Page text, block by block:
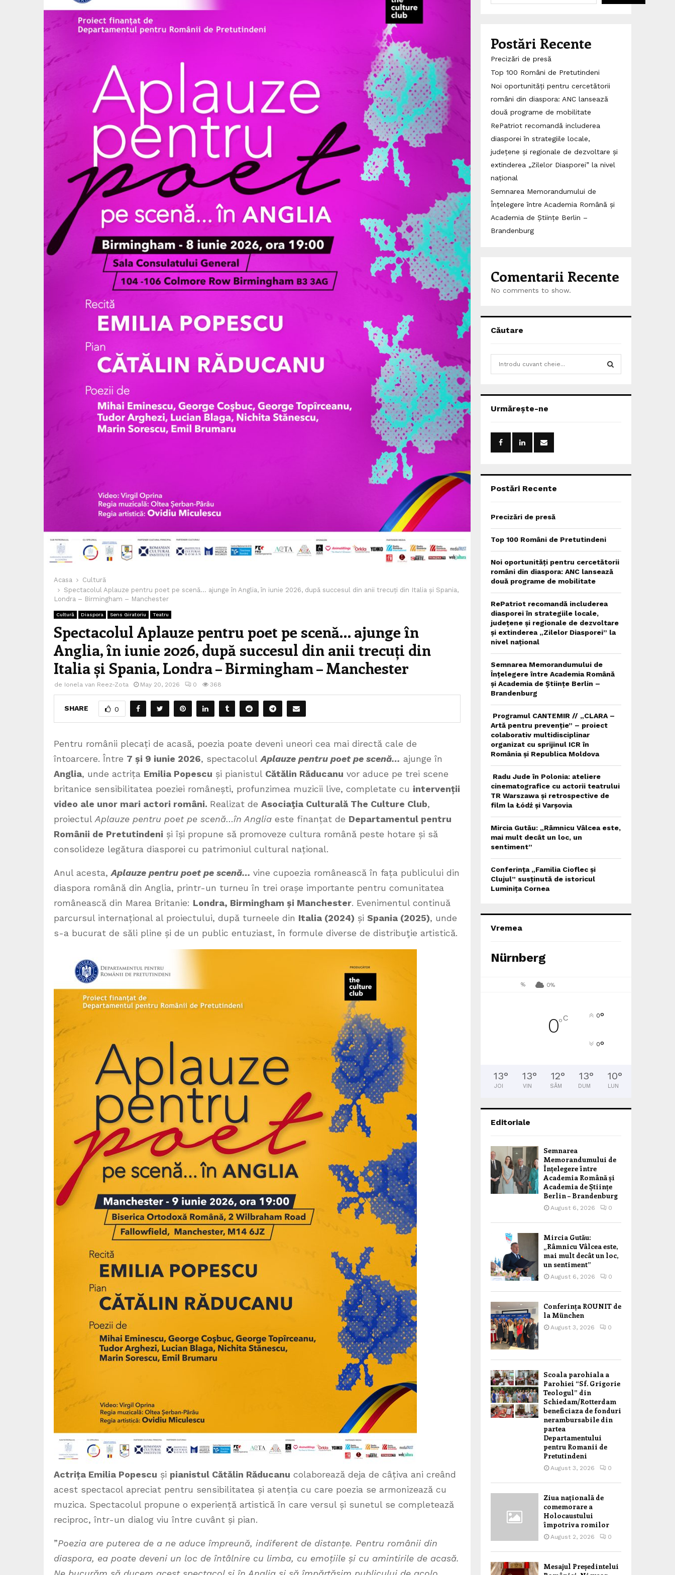
Acasa
Cultură
Spectacolul Aplauze pentru poet pe scenă… ajunge în Anglia, în iunie 2026, după succesul din anii trecuți din Italia și Spania,
Londra – Birmingham – Manchester
Cultură Diaspora Sens Giratoriu Teatru
Spectacolul Aplauze pentru poet pe scenă… ajunge în
Anglia, în iunie 2026, după succesul din anii trecuți din
Italia și Spania, Londra – Birmingham – Manchester
de Ionela van Reez-Zota May 20, 2026 0 368
SHARE 0
Pentru românii plecați de acasă, poezia poate deveni uneori cea mai directă cale de
întoarcere. Între 7 și 9 iunie 2026, spectacolul Aplauze pentru poet pe scenă… ajunge în
Anglia, unde actrița Emilia Popescu și pianistul Cătălin Răducanu vor aduce pe trei scene
britanice sensibilitatea poeziei românești, profunzimea muzicii live, completate cu intervenții
video ale unor mari actori români. Realizat de Asociaţia Culturală The Culture Club,
proiectulAplauze pentru poet pe scenă…în Anglia este finanțat de Departamentul pentru
Românii de Pretutindeni și își propune să promoveze cultura română peste hotare și să
consolideze legătura diasporei cu patrimoniul cultural național.
Anul acesta,Aplauze pentru poet pe scenă… vine cupoezia românească în fața publicului din
diaspora română din Anglia, printr-un turneu în trei orașe importante pentru comunitatea
românească din Marea Britanie: Londra, Birmingham și Manchester. Evenimentul continuă
parcursul internațional al proiectului, după turneele din Italia (2024) și Spania (2025), unde
s-a bucurat de săli pline și de un public entuziast, în formule diverse de distribuţie artistică.
Actrița Emilia Popescu și pianistul Cătălin Răducanu colaborează deja de câțiva ani creând
acest spectacol apreciat pentru sensibilitatea și atenția cu care poezia se armonizează cu
muzica. Spectacolul propune o experiență artistică în care versul și sunetul se completează
reciproc, într-un dialog viu între cuvânt și pian.
”Poezia are puterea de a ne aduce împreună, indiferent de distanțe. Pentru românii din
diaspora, ea poate deveni un loc de întâlnire cu limba, cu emoțiile și cu amintirile de acasă.
Postări Recente
Precizări de presă
Top 100 Români de Pretutindeni
Noi oportunități pentru cercetătorii
români din diaspora: ANC lansează
două programe de mobilitate
RePatriot recomandă includerea
diasporei în strategiile locale,
județene și regionale de dezvoltare și
extinderea „Zilelor Diasporei” la nivel
național
Semnarea Memorandumului de
Înțelegere între Academia Română și
Academia de Științe Berlin –
Brandenburg
Comentarii Recente
No comments to show.
Căutare
h
o
:
Urmărește-ne
Postări Recente
Precizări de presă
Top 100 Români de Pretutindeni
Noi oportunități pentru cercetătorii
români din diaspora: ANC lansează
două programe de mobilitate
RePatriot recomandă includerea
diasporei în strategiile locale,
județene și regionale de dezvoltare
și extinderea „Zilelor Diasporei” la
nivel național
Semnarea Memorandumului de
Înțelegere între Academia Română
și Academia de Științe Berlin –
Brandenburg
Programul CANTEMIR // „CLARA –
Artă pentru prevenție” – proiect
colaborativ multidisciplinar
organizat cu sprijinul ICR în
România și Republica Moldova
Radu Jude în Polonia: ateliere
cinematografice cu actorii teatrului
TR Warszawa și retrospective de
film la Łódź și Varșovia
Mircia Gutău: „Râmnicu Vâlcea este,
mai mult decât un loc, un
sentiment”
Conferința „Familia Cioflec și
Clujul” susținută de istoricul
Luminița Cornea
Vremea
Nürnberg
% 0%
0°C 0°
0°
13°
JOI
13°
VIN
12°
SÂM
13°
DUM
10°
LUN
Editoriale
Semnarea
Memorandumului de
Înțelegere între
Academia Română și
Academia de Științe
Berlin – Brandenburg
August 6, 2026 0
Mircia Gutău:
„Râmnicu Vâlcea este,
mai mult decât un loc,
un sentiment”
August 6, 2026 0
Conferința ROUNIT de
la München
August 3, 2026 0
Scoala parohiala a
Parohiei “Sf. Grigorie
Teologul” din
Schiedam/Rotterdam
beneficiaza de fonduri
nerambursabile din
partea
Departamentului
pentru Romanii de
Pretutindeni
August 3, 2026 0
Ziua națională de
comemorare a
Holocaustului
împotriva romilor
August 2, 2026 0
Mesajul Președintelui